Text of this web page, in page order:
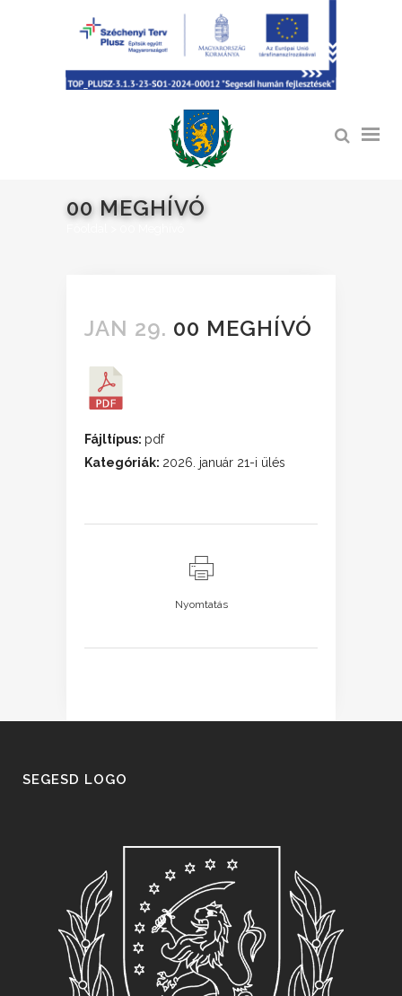
00 MEGHÍVÓ
JAN 29. 00 MEGHÍVÓ
Fájltípus: pdf
Kategóriák: 2026. január 21-i ülés
Nyomtatás
SEGESD LOGO